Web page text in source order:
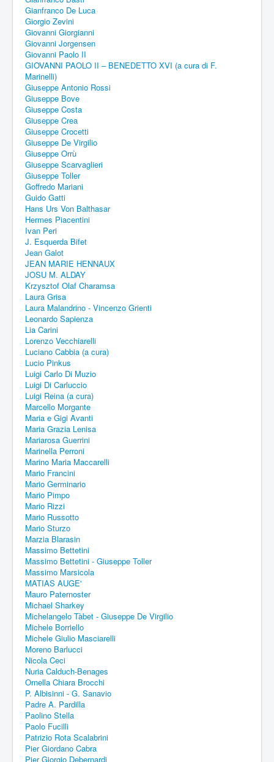
Gianfranco De Luca
Giorgio Zevini
Giovanni Giorgianni
Giovanni Jorgensen
Giovanni Paolo II
GIOVANNI PAOLO II – BENEDETTO XVI (a cura di F.
Marinelli)
Giuseppe Antonio Rossi
Giuseppe Bove
Giuseppe Costa
Giuseppe Crea
Giuseppe Crocetti
Giuseppe De Virgilio
Giuseppe Orrù
Giuseppe Scarvaglieri
Giuseppe Toller
Goffredo Mariani
Guido Gatti
Hans Urs Von Balthasar
Hermes Piacentini
Ivan Peri
J. Esquerda Bifet
Jean Galot
JEAN MARIE HENNAUX
JOSU M. ALDAY
Krzysztof Olaf Charamsa
Laura Grisa
Laura Malandrino - Vincenzo Grienti
Leonardo Sapienza
Lia Carini
Lorenzo Vecchiarelli
Luciano Cabbia (a cura)
Lucio Pinkus
Luigi Carlo Di Muzio
Luigi Di Carluccio
Luigi Reina (a cura)
Marcello Morgante
Maria e Gigi Avanti
Maria Grazia Lenisa
Mariarosa Guerrini
Marinella Perroni
Marino Maria Maccarelli
Mario Francini
Mario Germinario
Mario Pimpo
Mario Rizzi
Mario Russotto
Mario Sturzo
Marzia Blarasin
Massimo Bettetini
Massimo Bettetini - Giuseppe Toller
Massimo Marsicola
MATIAS AUGE'
Mauro Paternoster
Michael Sharkey
Michelangelo Tàbet - Giuseppe De Virgilio
Michele Borriello
Michele Giulio Masciarelli
Moreno Barlucci
Nicola Ceci
Nuria Calduch-Benages
Ornella Chiara Brocchi
P. Albisinni - G. Sanavio
Padre A. Pardilla
Paolino Stella
Paolo Fucilli
Patrizio Rota Scalabrini
Pier Giordano Cabra
Pier Giorgio Debernardi